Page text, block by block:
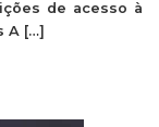
de acesso à
A […]